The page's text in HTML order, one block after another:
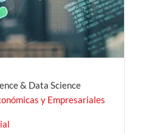
& Data Science
y Empresariales